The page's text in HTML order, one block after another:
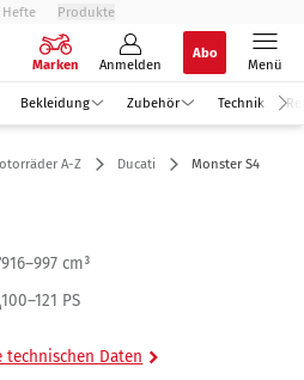
Hefte Produkte
Marken Anmelden
Abo
Menü
Bekleidung Zubehör Technik
A-Z Ducati Monster S4
916–997 cm³
100–121 PS
technischen Daten